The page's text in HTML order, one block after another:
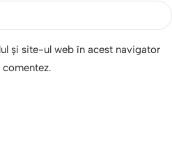
și site-ul web în acest navigator